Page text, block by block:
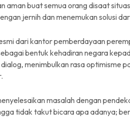
aman buat semua orang disaat
jernih dan menemukan solusi
dari kantor pemberdayaan
bentuk kehadiran negara
menimbulkan rasa optimisme
masalah dengan
tidak takut bicara apa adanya;